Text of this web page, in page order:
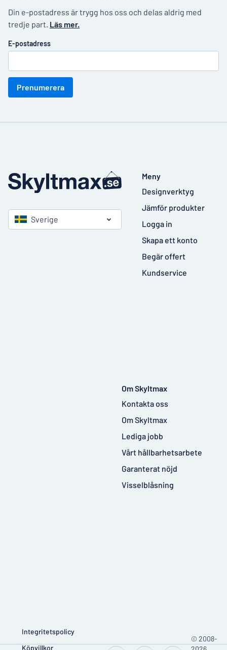
Din e-postadress är trygg hos oss och delas aldrig med
tredje part. Läs mer.
E-postadress
Prenumerera
Sverige
Meny
Designverktyg
Jämför produkter
Logga in
Skapa ett konto
Begär offert
Kundservice
Om Skyltmax
Kontakta oss
Om Skyltmax
Lediga jobb
Vårt hållbarhetsarbete
Garanterat nöjd
Visselblåsning
Integritetspolicy
Köpvillkor
© 2008-